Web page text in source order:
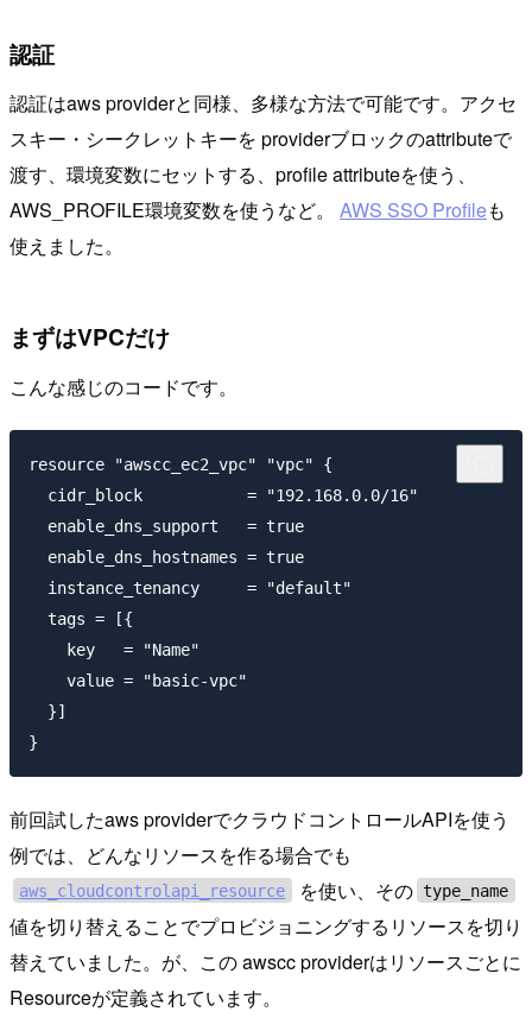
認証
認証はaws providerと同様、多様な方法で可能です。アクセ
スキー・シークレットキーを providerブロックのattributeで
渡す、環境変数にセットする、profile attributeを使う、
AWS_PROFILE環境変数を使うなど。 AWS SSO Profileも
使えました。
まずはVPCだけ
こんな感じのコードです。
resource "awscc_ec2_vpc" "vpc" {
  cidr_block           = "192.168.0.0/16"
  enable_dns_support   = true
  enable_dns_hostnames = true
  instance_tenancy     = "default"
  tags = [{
    key   = "Name"
    value = "basic-vpc"
  }]
前回試したaws providerでクラウドコントロールAPIを使う
例では、どんなリソースを作る場合でも
aws_cloudcontrolapi_resource を使い、その type_name
値を切り替えることでプロビジョニングするリソースを切り
替えていました。が、この awscc providerはリソースごとに
Resourceが定義されています。